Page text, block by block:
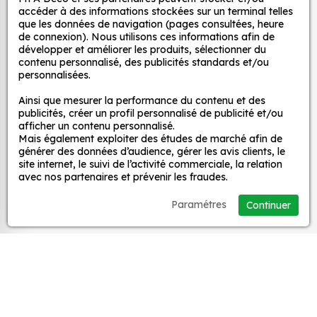
et ce, à moindre coût et sans effort.
Quels sont les avantages de nos stickers
décoration ?
Une grande variété de motifs et de couleurs :
disponibles dans une large gamme de motifs et
de couleurs, ce qui vous permet de trouver le
sticker parfait pour votre décoration.
Une installation facile : nos stickers sont faciles
à installer, même pour les débutants. Il suffit de
la surface souhaitée. Vous pouvez vous aider
d’une raclette si besoin.
décoratifs
MPA Déco
Nos services
Nos sites
Mon Compte
accéder à des informations stockées sur un terminal telles
que les données de navigation (pages consultées, heure
de connexion). Nous utilisons ces informations afin de
développer et améliorer les produits, sélectionner du
contenu personnalisé, des publicités standards et/ou
personnalisées.
Ainsi que mesurer la performance du contenu et des
publicités, créer un profil personnalisé de publicité et/ou
afficher un contenu personnalisé.
Mais également exploiter des études de marché afin de
générer des données d’audience, gérer les avis clients, le
site internet, le suivi de l’activité commerciale, la relation
avec nos partenaires et prévenir les fraudes.
Continuer
Paramétres